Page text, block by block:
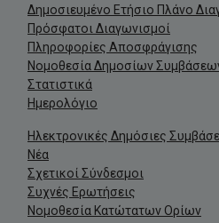
Δημοσιευμένο Ετήσιο Πλάνο
Πρόσφατοι Διαγωνισμοί
Πληροφορίες Αποσφράγισης
Νομοθεσία Δημοσίων
Στατιστικά
Ημερολόγιο
Ηλεκτρονικές Δημόσιες
Νέα
Σχετικοί Σύνδεσμοι
Συχνές Ερωτήσεις
Νομοθεσία Κατώτατων Ορίων